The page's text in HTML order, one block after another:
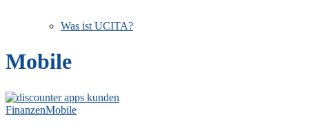
Was ist UCITA?
Mobile
FinanzenMobile